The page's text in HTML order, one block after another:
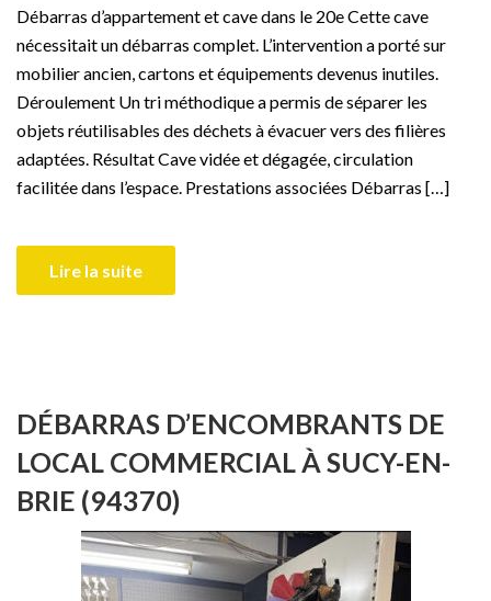
Débarras d’appartement et cave dans le 20e Cette cave
nécessitait un débarras complet. L’intervention a porté sur
mobilier ancien, cartons et équipements devenus inutiles.
Déroulement Un tri méthodique a permis de séparer les
objets réutilisables des déchets à évacuer vers des filières
adaptées. Résultat Cave vidée et dégagée, circulation
facilitée dans l’espace. Prestations associées Débarras […]
Lire la suite
DÉBARRAS D’ENCOMBRANTS DE
LOCAL COMMERCIAL À SUCY-EN-
BRIE (94370)